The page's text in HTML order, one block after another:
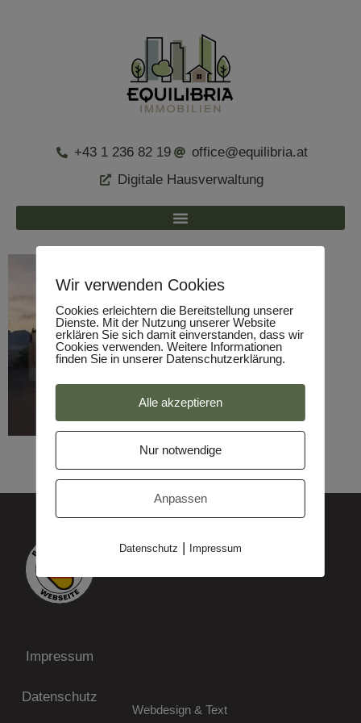
+43 1 236 82 19
office@equilibria.at
Digitale Hausverwaltung
Impressum
Datenschutz
Webdesign & Text
Wir verwenden Cookies
Cookies erleichtern die Bereitstellung unserer
Dienste. Mit der Nutzung unserer Website
erklären Sie sich damit einverstanden, dass wir
Cookies verwenden. Weitere Informationen
finden Sie in unserer Datenschutzerklärung.
Alle akzeptieren
Nur notwendige
Anpassen
Datenschutz | Impressum